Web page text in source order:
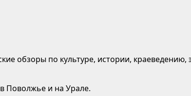
обзоры по культуре, истории,
Поволжье и на Урале.